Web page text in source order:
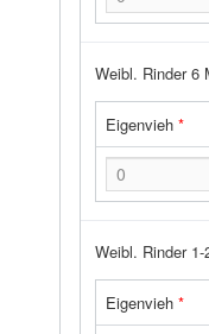
Weibl. Rinder 6
Eigenvieh*
Weibl. Rinder
Eigenvieh*